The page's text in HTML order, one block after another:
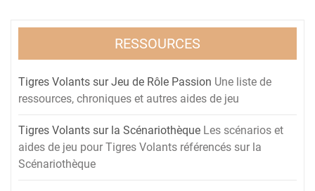
RESSOURCES
Tigres Volants sur Jeu de Rôle Passion Une liste de
ressources, chroniques et autres aides de jeu
Tigres Volants sur la Scénariothèque Les scénarios et
aides de jeu pour Tigres Volants référencés sur la
Scénariothèque